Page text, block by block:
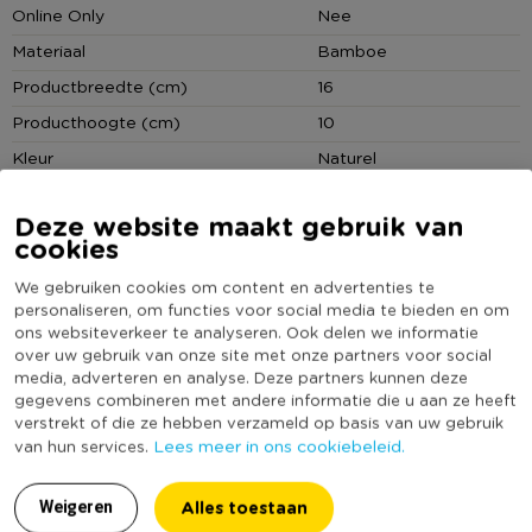
Deze website maakt gebruik van
cookies
We gebruiken cookies om content en advertenties te
personaliseren, om functies voor social media te bieden en om
ons websiteverkeer te analyseren. Ook delen we informatie
over uw gebruik van onze site met onze partners voor social
media, adverteren en analyse. Deze partners kunnen deze
gegevens combineren met andere informatie die u aan ze heeft
verstrekt of die ze hebben verzameld op basis van uw gebruik
van hun services. Lees meer in ons cookiebeleid.
Weigeren Alles toestaan
• De mand is ook verkrijgbaar in diverse andere afmetingen
Online Only
Nee
Materiaal
Bamboe
Productbreedte (cm)
16
Producthoogte (cm)
10
Kleur
Naturel
Deksel
Nee
Duurzaamheidsscore
bekend
MEER UIT DEZE SERIE